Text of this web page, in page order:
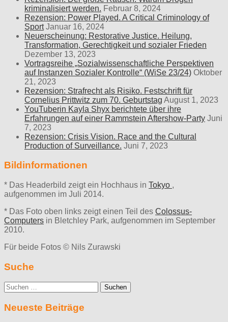
kriminalisiert werden. Februar 8, 2024
Rezension: Power Played. A Critical Criminology of
Sport Januar 16, 2024
Neuerscheinung: Restorative Justice. Heilung,
Transformation, Gerechtigkeit und sozialer Frieden
Dezember 13, 2023
Vortragsreihe „Sozialwissenschaftliche Perspektiven
auf Instanzen Sozialer Kontrolle“ (WiSe 23/24) Oktober
21, 2023
Rezension: Strafrecht als Risiko. Festschrift für
Cornelius Prittwitz zum 70. Geburtstag August 1, 2023
YouTuberin Kayla Shyx berichtete über ihre
Erfahrungen auf einer Rammstein Aftershow-Party Juni
7, 2023
Rezension: Crisis Vision. Race and the Cultural
Production of Surveillance. Juni 7, 2023
Bildinformationen
* Das Headerbild zeigt ein Hochhaus in Tokyo ,
aufgenommen im Juli 2014.
* Das Foto oben links zeigt einen Teil des Colossus-
Computers in Bletchley Park, aufgenommen im September
2010.
Für beide Fotos © Nils Zurawski
Suche
Suche
nach:
Neueste Beiträge